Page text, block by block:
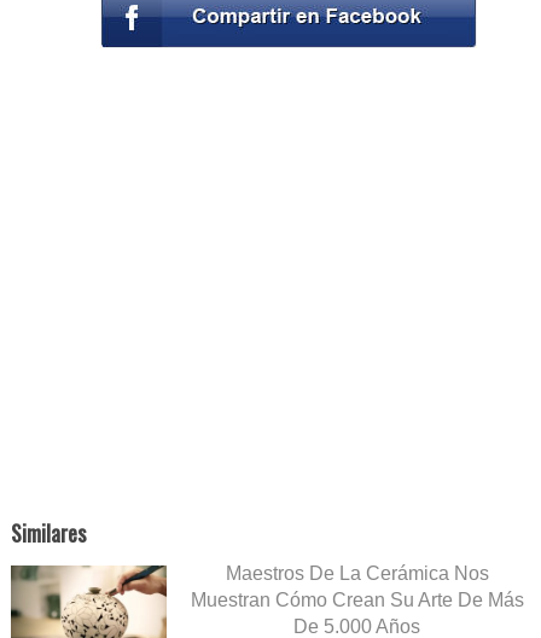
Similares
Maestros De La Cerámica Nos
Muestran Cómo Crean Su Arte De Más
De 5.000 Años